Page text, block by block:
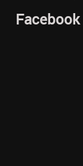
Facebook